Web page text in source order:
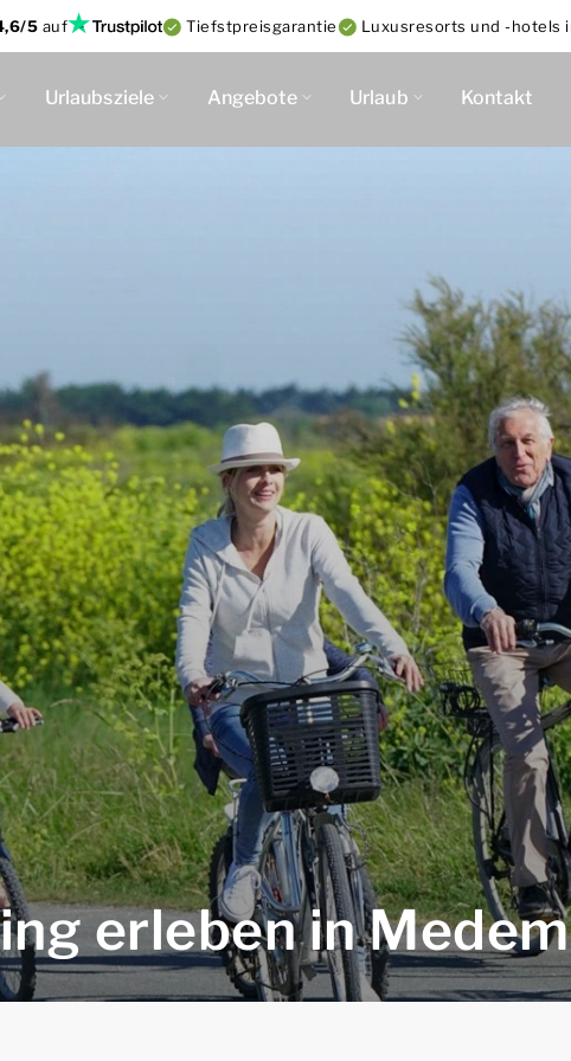
5 auf Tiefstpreisgarantie Luxusresorts und -hotels
Urlaubsziele Angebote Urlaub Kontakt
erleben in